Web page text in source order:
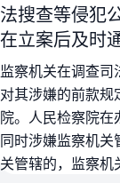
法搜查等侵犯
在立案后及时
监察机关在调查
对其涉嫌的前款
院。人民检察院
同时涉嫌监察机
关管辖的，监察机